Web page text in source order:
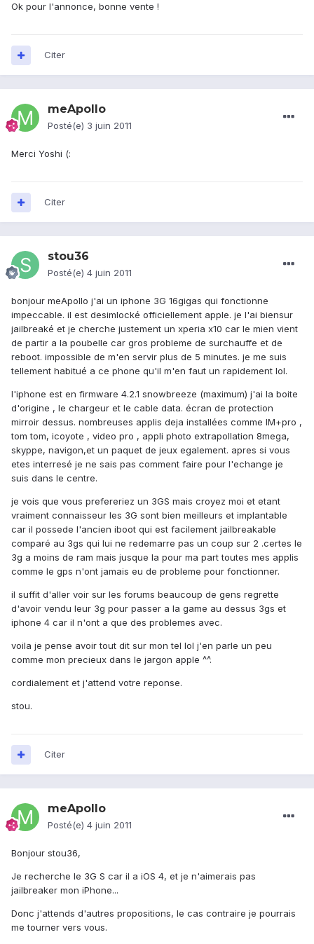
Ok pour l'annonce, bonne vente !
Citer
meApollo
Posté(e) 3 juin 2011
Merci Yoshi (:
Citer
stou36
Posté(e) 4 juin 2011
bonjour meApollo j'ai un iphone 3G 16gigas qui fonctionne
impeccable. il est desimlocké officiellement apple. je l'ai biensur
jailbreaké et je cherche justement un xperia x10 car le mien vient
de partir a la poubelle car gros probleme de surchauffe et de
reboot. impossible de m'en servir plus de 5 minutes. je me suis
tellement habitué a ce phone qu'il m'en faut un rapidement lol.
l'iphone est en firmware 4.2.1 snowbreeze (maximum) j'ai la boite
d'origine , le chargeur et le cable data. écran de protection
mirroir dessus. nombreuses applis deja installées comme IM+pro ,
tom tom, icoyote , video pro , appli photo extrapollation 8mega,
skyppe, navigon,et un paquet de jeux egalement. apres si vous
etes interresé je ne sais pas comment faire pour l'echange je
suis dans le centre.
je vois que vous prefereriez un 3GS mais croyez moi et etant
vraiment connaisseur les 3G sont bien meilleurs et implantable
car il possede l'ancien iboot qui est facilement jailbreakable
comparé au 3gs qui lui ne redemarre pas un coup sur 2 .certes le
3g a moins de ram mais jusque la pour ma part toutes mes applis
comme le gps n'ont jamais eu de probleme pour fonctionner.
il suffit d'aller voir sur les forums beaucoup de gens regrette
d'avoir vendu leur 3g pour passer a la game au dessus 3gs et
iphone 4 car il n'ont a que des problemes avec.
voila je pense avoir tout dit sur mon tel lol j'en parle un peu
comme mon precieux dans le jargon apple ^^.
cordialement et j'attend votre reponse.
stou.
Citer
meApollo
Posté(e) 4 juin 2011
Bonjour stou36,
Je recherche le 3G S car il a iOS 4, et je n'aimerais pas
jailbreaker mon iPhone...
Donc j'attends d'autres propositions, le cas contraire je pourrais
me tourner vers vous.